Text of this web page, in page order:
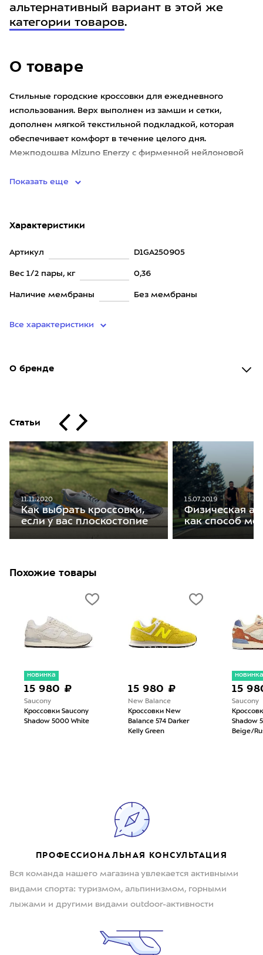
О товаре
Стильные городские кроссовки для ежедневного
использования. Верх выполнен из замши и сетки,
дополнен мягкой текстильной подкладкой, которая
обеспечивает комфорт в течение целого дня.
Межподошва Mizuno Enerzy с фирменной нейлоновой
Показать еще
Характеристики
Артикул D1GA250905
Вес 1/2 пары, кг 0,36
Наличие мембраны Без мембраны
Все характеристики
О бренде
Статьи
11.11.2020
Как выбрать кроссовки,
если у вас плоскостопие
15.07.2019
Физическая
как способ
альтернативный вариант в этой же
категории товаров.
Похожие товары
новинка
15 980 ₽
Saucony
Кроссовки Saucony
Shadow 5000 White
15 980 ₽
New Balance
Кроссовки New
Balance 574 Darker
Kelly Green
новинка
15
Saucony
Shadow
Beige/
ПРОФЕССИОНАЛЬНАЯ КОНСУЛЬТАЦИЯ
Вся команда нашего магазина увлекается активными
видами спорта: туризмом, альпинизмом, горными
лыжами и другими видами outdoor-активности